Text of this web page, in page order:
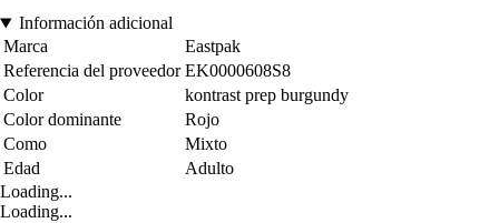
Información adicional
Marca
Eastpak
Referencia del proveedor EK0000608S8
Color
kontrast prep burgundy
Color dominante
Rojo
Como
Mixto
Edad
Adulto
Loading...
Loading...